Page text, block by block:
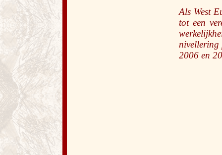
Als West
tot een
nivellering
2006 en